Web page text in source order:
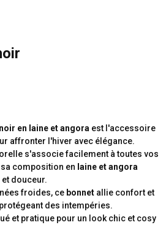
en laine et angora est l'accessoire
affronter l'hiver avec élégance.
s'associe facilement à toutes vos
composition en laine et angora
douceur.
froides, ce bonnet allie confort et
des intempéries.
et pratique pour un look chic et cosy